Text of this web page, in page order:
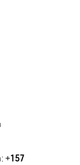
+157